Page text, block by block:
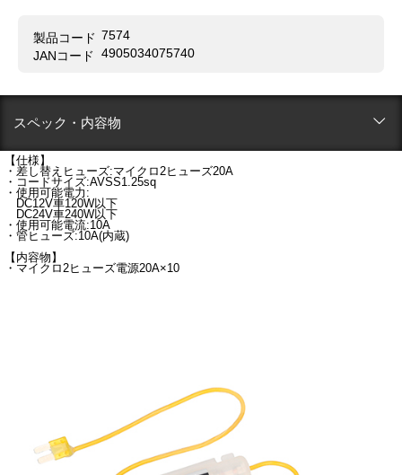
製品コード 7574
JANコード
4905034075740
スペック・内容物
【仕様】
・差し替えヒューズ:マイクロ2ヒューズ20A
・コードサイズ:AVSS1.25sq
・使用可能電力:
DC12V車120W以下
DC24V車240W以下
・使用可能電流:10A
・管ヒューズ:10A(内蔵)
【内容物】
・マイクロ2ヒューズ電源20A×10